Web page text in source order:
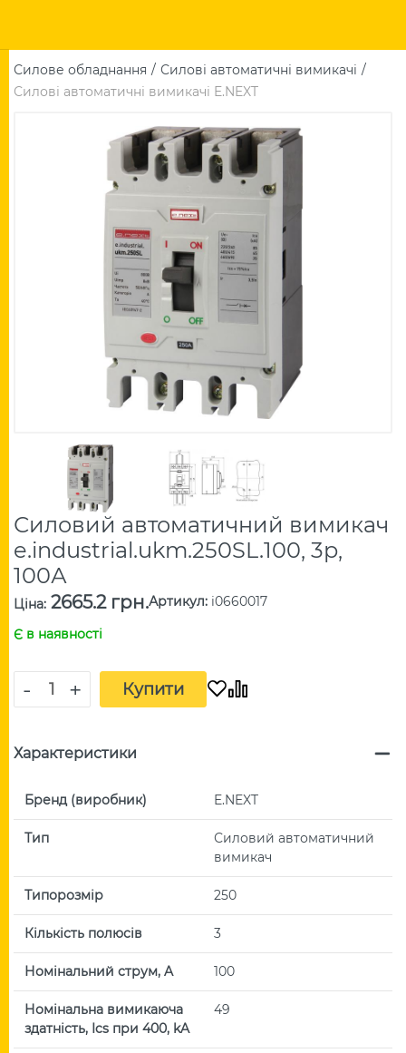
Силове обладнання
Силові автоматичні вимикачі
Силові автоматичні вимикачі E.NEXT
Силовий автоматичний вимикач
e.industrial.ukm.250SL.100, 3р,
100А
Ціна: 2665.2 грн.Артикул: i0660017
Є в наявності
- + Купити
Характеристики
Бренд (виробник) E.NEXT
Тип
Силовий автоматичний
вимикач
Типорозмір 250
Кількість полюсів 3
Номінальний струм, A 100
Номінальна вимикаюча
здатність, Ics при 400, kA
49